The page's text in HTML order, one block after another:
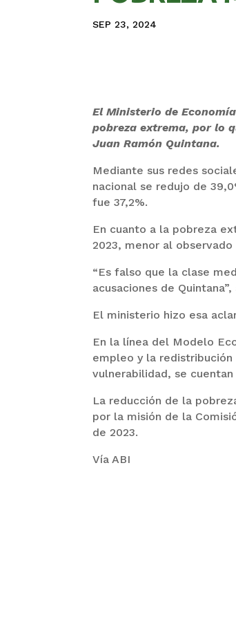
SEP 23, 2024
El Ministerio de
pobreza extrema, por lo
Juan Ramón Quintana.
Mediante sus redes
nacional se redujo de
fue 37,2%.
En cuanto a la pobreza
2023, menor al observado
“Es falso que la clase
acusaciones de
El ministerio hizo esa
En la línea del Modelo
empleo y la
vulnerabilidad, se
La reducción de la
por la misión de la
de 2023.
Vía ABI